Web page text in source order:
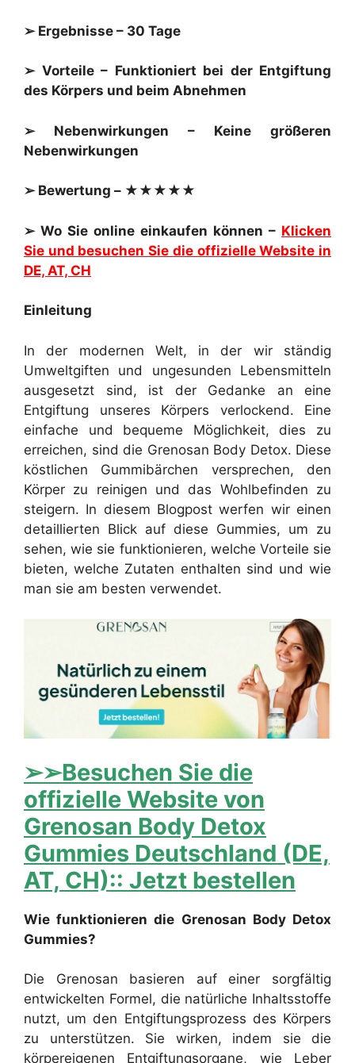
➢ Ergebnisse – 30 Tage
➢ Vorteile – Funktioniert bei der Entgiftung
des Körpers und beim Abnehmen
➢ Nebenwirkungen – Keine größeren
Nebenwirkungen
➢ Bewertung – ★★★★★
➢ Wo Sie online einkaufen können – Klicken
Sie und besuchen Sie die offizielle Website in
DE, AT, CH
Einleitung
In der modernen Welt, in der wir ständig
Umweltgiften und ungesunden Lebensmitteln
ausgesetzt sind, ist der Gedanke an eine
Entgiftung unseres Körpers verlockend. Eine
einfache und bequeme Möglichkeit, dies zu
erreichen, sind die Grenosan Body Detox. Diese
köstlichen Gummibärchen versprechen, den
Körper zu reinigen und das Wohlbefinden zu
steigern. In diesem Blogpost werfen wir einen
detaillierten Blick auf diese Gummies, um zu
sehen, wie sie funktionieren, welche Vorteile sie
bieten, welche Zutaten enthalten sind und wie
man sie am besten verwendet.
➢➢Besuchen Sie die
offizielle Website von
Grenosan Body Detox
Gummies Deutschland (DE,
AT, CH):: Jetzt bestellen
Wie funktionieren die Grenosan Body Detox
Gummies?
Die Grenosan basieren auf einer sorgfältig
entwickelten Formel, die natürliche Inhaltsstoffe
nutzt, um den Entgiftungsprozess des Körpers
zu unterstützen. Sie wirken, indem sie die
körpereigenen Entgiftungsorgane, wie Leber